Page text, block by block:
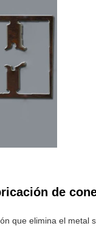
de
que elimina el metal